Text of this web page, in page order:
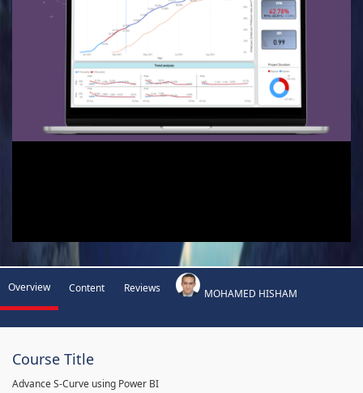
Overview Content Reviews MOHAMED HISHAM
Course Title
Advance S-Curve using Power BI